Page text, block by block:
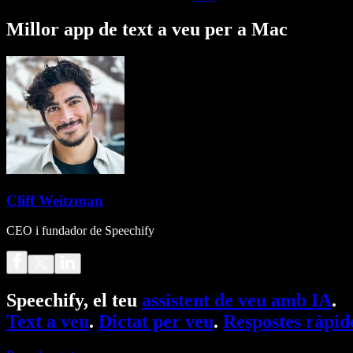
Millor app de text a veu per a Mac
Cliff Weitzman
CEO i fundador de Speechify
Speechify, el teu assistent de veu amb IA.
Text a veu. Dictat per veu. Respostes